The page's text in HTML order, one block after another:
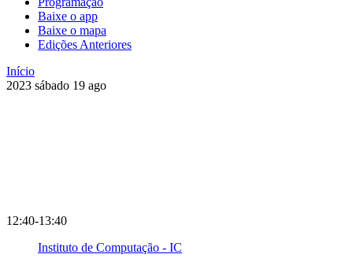
Baixe o app
Baixe o mapa
Edições Anteriores
Início
2023 sábado 19 ago
12:40-13:40
Instituto de Computação - IC